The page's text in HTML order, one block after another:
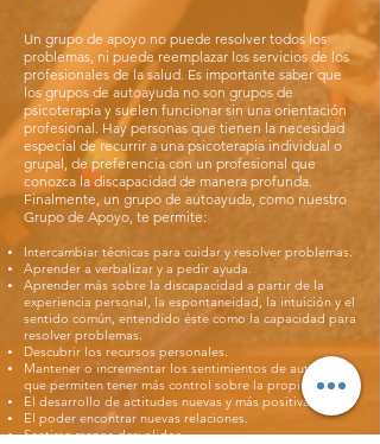
Un grupo de apoyo no puede resolver todos los
problemas, ni puede reemplazar los servicios de los
profesionales de la salud. Es importante saber que
los grupos de autoayuda no son grupos de
psicoterapia y suelen funcionar sin una orientación
profesional. Hay personas que tienen la necesidad
especial de recurrir a una psicoterapia individual o
grupal, de preferencia con un profesional que
conozca la discapacidad de manera profunda.
Finalmente, un grupo de autoayuda, como nuestro
Grupo de Apoyo, te permite:
Intercambiar técnicas para cuidar y resolver problemas.
Aprender a verbalizar y a pedir ayuda.
Aprender más sobre la discapacidad a partir de la
experiencia personal, la espontaneidad, la intuición y el
sentido común, entendido éste como la capacidad para
resolver problemas.
Descubrir los recursos personales.
Mantener o incrementar los sentimientos de autoestima
que permiten tener más control sobre la propia vida.
El desarrollo de actitudes nuevas y más positivas.
El poder encontrar nuevas relaciones.
Sentirse menos desvalidos.